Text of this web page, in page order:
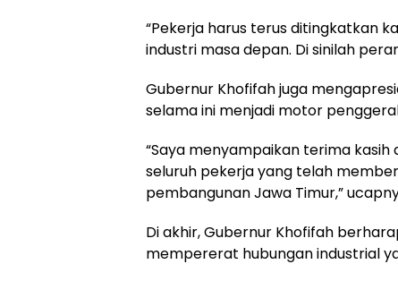
“Pekerja harus terus ditingkatkan
industri masa depan. Di sinilah
Gubernur Khofifah juga
selama ini menjadi motor
“Saya menyampaikan terima
seluruh pekerja yang telah
pembangunan Jawa Timur,”
Di akhir, Gubernur Khofifah
mempererat hubungan industrial